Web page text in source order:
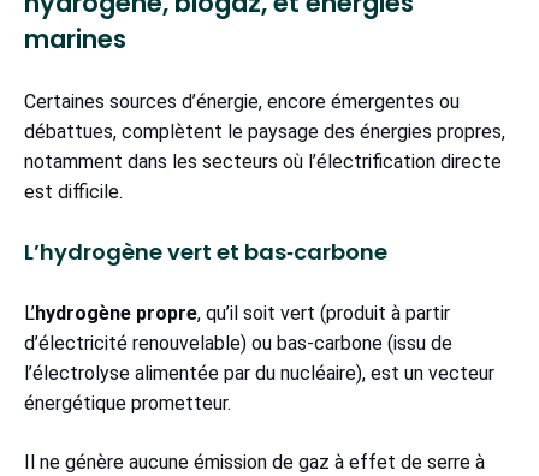
marines
Certaines sources d’énergie, encore émergentes ou
débattues, complètent le paysage des énergies propres,
notamment dans les secteurs où l’électrification directe
est difficile.
L’hydrogène vert et bas‑carbone
L’hydrogène propre, qu’il soit vert (produit à partir
d’électricité renouvelable) ou bas-carbone (issu de
l’électrolyse alimentée par du nucléaire), est un vecteur
énergétique prometteur.
Il ne génère aucune émission de gaz à effet de serre à